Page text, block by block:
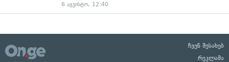
6 აგვისტო, 12:40
ჩვენ შესახებ
რეკლამა